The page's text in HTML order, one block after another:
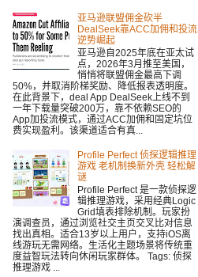
亚马逊联盟佣金砍半
DealSeek靠ACC加佣和投流
逆势崛起
亚马逊自2025年底在亚太试
点，2026年3月推至美国，
悄悄将联盟佣金最高下调
50%，并取消阶梯奖励、降低报表透明度。
在此背景下，deal App DealSeek上线不到
一年下载量突破200万，靠不依赖SEO的
App加投流模式，通过ACC加佣和固定坑位
费实现盈利。该渠道适合有真...
Profile Perfect 侦探逻辑推理
游戏 老机制换新外壳 轻松解
谜
Profile Perfect 是一款侦探逻
辑推理游戏，采用经典Logic
Grid填表排除机制。玩家扮
演调查员，通过浏览社交主页交叉比对信息
找出真相。适合13岁以上用户，支持iOS离
线游玩无需网络。生活化主题场景将传统重
度益智玩法转向休闲玩家群体。 Tags: 侦探
推理游戏 ...